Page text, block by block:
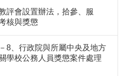
評會設置辦法，拾參、服
核與獎懲
8、行政院與所屬中央及地方
學校公務人員獎懲案件處理